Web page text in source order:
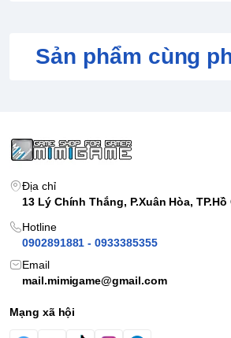
Sản phẩm cùng
Địa chỉ
13 Lý Chính Thắng, P.Xuân Hòa, TP.Hồ
Hotline
0902891881 - 0933385355
Email
mail.mimigame@gmail.com
Mạng xã hội